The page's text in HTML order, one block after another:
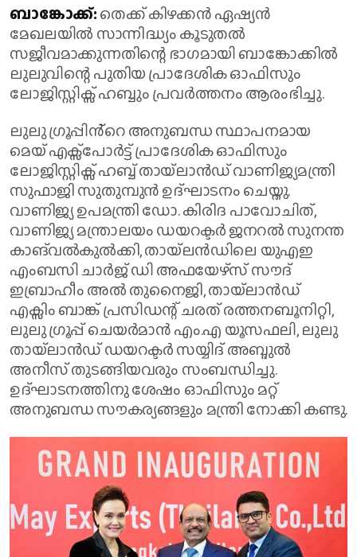
ബാങ്കോക്ക്:തെക്ക് കിഴക്കൻ ഏഷ്യൻ
മേഖലയിൽ സാന്നിദ്ധ്യം കൂടുതൽ
സജീവമാക്കുന്നതിന്റെ ഭാഗമായി ബാങ്കോക്കിൽ
ലുലുവിന്റെ പുതിയ പ്രാദേശിക ഓഫിസും
ലോജിസ്റ്റിക്സ് ഹബ്ബും പ്രവർത്തനം ആരംഭിച്ചു.
ലുലു ഗ്രൂപ്പിൻ്റെ അനുബന്ധ സ്ഥാപനമായ
മെയ് എക്സ്പോർട്ട് പ്രാദേശിക ഓഫിസും
ലോജിസ്റ്റിക്സ് ഹബ്ബ് തായ്ലാൻഡ് വാണിജ്യമന്ത്രി
സുഫാജി സുതുമ്പുൻ ഉദ്ഘാടനം ചെയ്തു.
വാണിജ്യ ഉപമന്ത്രി ഡോ. കിരിദ പാവോചിത്,
വാണിജ്യ മന്ത്രാലയം ഡയറക്ടർ ജനറൽ സുനന്ത
കാങ്‌വൽകുൽക്കി, തായ്‌ലൻഡിലെ യുഎഇ
എംബസി ചാർജ് ഡി അഫയേഴ്‌സ് സൗദ്
ഇബ്രാഹീം അൽ തുനൈജി, തായ്‌ലാൻഡ്
എക്സിം ബാങ്ക് പ്രസിഡന്റ് ചരത് രത്തനബൂനിറ്റി,
ലുലു ഗ്രൂപ്പ് ചെയർമാൻ എം.എ യൂസഫലി, ലുലു
തായ്‌ലാൻഡ് ഡയറക്ടർ സയ്യിദ് അബ്ദുൽ
അനീസ് തുടങ്ങിയവരും സംബന്ധിച്ചു.
ഉദ്ഘാടനത്തിനു ശേഷം ഓഫിസും മറ്റ്
അനുബന്ധ സൗകര്യങ്ങളും മന്ത്രി നോക്കി കണ്ടു.